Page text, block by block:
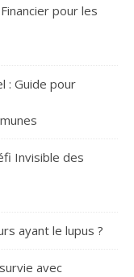
pour les
: Guide pour
Invisible des
ayant le lupus ?
avec